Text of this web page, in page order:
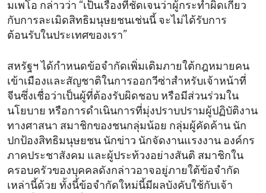
มเพโอ กล่าวว่า “เป็นเรื่องที่ชัดเจนว่าผู้กระทำผิดเกี่ยว
กับการละเมิดสิทธิมนุษยชนเช่นนี้ จะไม่ได้รับการ
ต้อนรับในประเทศของเรา”
สหรัฐฯ ได้กำหนดข้อจำกัดเพิ่มเติมภายใต้กฎหมายคน
เข้าเมืองและสัญชาติในการออกวีซ่าสำหรับเจ้าหน้าที่
จีนซึ่งเชื่อว่าเป็นผู้ที่ต้องรับผิดชอบ หรือมีส่วนร่วมใน
นโยบาย หรือการดำเนินการที่มุ่งปราบปรามผู้ปฏิบัติงาน
ทางศาสนา สมาชิกของชนกลุ่มน้อย กลุ่มผู้คัดค้าน นัก
ปกป้องสิทธิมนุษยชน นักข่าว นักจัดงานแรงงาน องค์กร
ภาคประชาสังคม และผู้ประท้วงอย่างสันติ สมาชิกใน
ครอบครัวของบุคคลดังกล่าวอาจอยู่ภายใต้ข้อจำกัด
เหล่านี้ด้วย ทั้งนี้ข้อจำกัดใหม่นี้มีผลบังคับใช้กับเจ้า